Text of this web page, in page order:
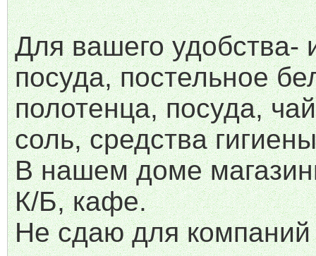
Для вашего удобства-
посуда, постельное
полотенца, посуда,
соль, средства
В нашем доме
К/Б, кафе.
Не сдаю для компаний